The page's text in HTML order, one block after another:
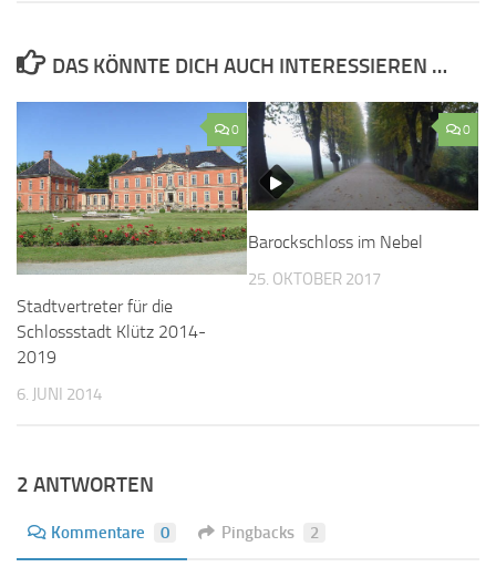
DAS KÖNNTE DICH AUCH INTERESSIEREN …
0
Stadtvertreter für die
Schlossstadt Klütz 2014-
2019
6. JUNI 2014
0
Barockschloss im Nebel
25. OKTOBER 2017
2 ANTWORTEN
Kommentare 0 Pingbacks 2